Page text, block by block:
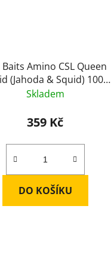
Baits Amino CSL Queen
(Jahoda & Squid) 1000
ml
Skladem
359 Kč
DO KOŠÍKU